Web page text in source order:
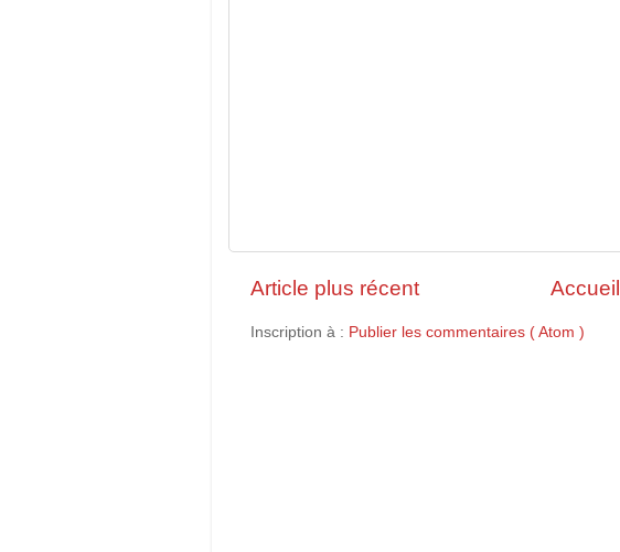
Article plus récent Accueil
Inscription à : Publier les commentaires ( Atom )